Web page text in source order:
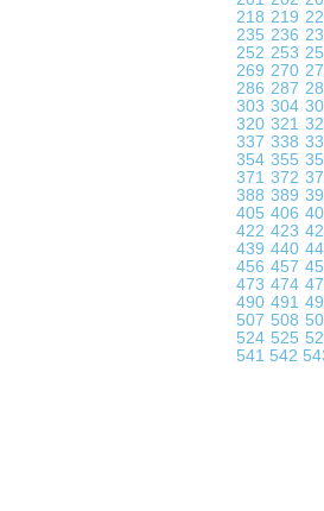
218219
235236
252253
269270
286287
303304
320321
337 338
354355
371372
388389
405406
422423
439440
456457
473474
490491
507 508
524 525
541 542